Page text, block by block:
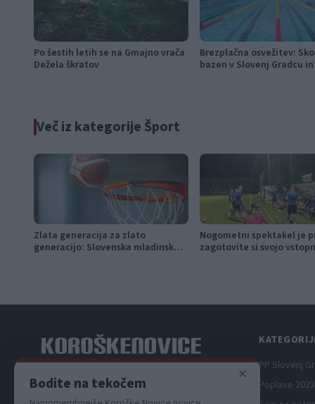
Po šestih letih se na Gmajno vrača
Dežela škratov
Brezplačna osvežitev:
bazen v Slovenj Gradcu
Več iz kategorije Šport
Zlata generacija za zlato
generacijo: Slovenska mladinska
Nogometni spektakel je
zagotovite si svojo
Spletni medij koroških dogodkov.
PP Slovenj
Poplave
×
Bodite na tekočem